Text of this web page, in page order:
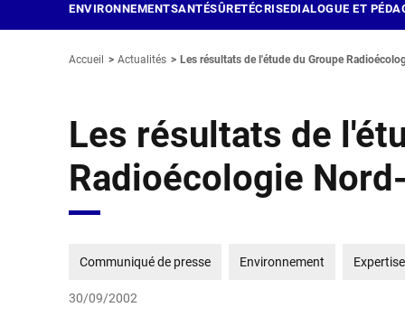
ENVIRONNEMENTSANTÉSÛRETÉCRISEDIALOGUE ET
Accueil Actualités Les résultats de l'étude du Groupe
Les résultats de
Radioécologie
Communiqué de presse Environnement Expertise
30/09/2002